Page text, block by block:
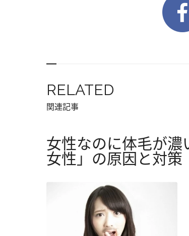
RELATED
関連記事
女性なのに体毛が
女性」の原因と対策